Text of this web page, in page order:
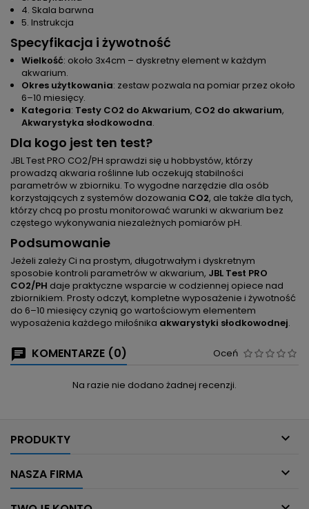
4. Skala barwna
5. Instrukcja
Specyfikacja i żywotność
Wielkość: około 3x4cm – dyskretny element w każdym
akwarium.
Okres użytkowania: zestaw pozwala na pomiar przez około
6–10 miesięcy.
Kategoria: Testy CO2 do Akwarium, CO2 do akwarium,
Akwarystyka słodkowodna.
Dla kogo jest ten test?
JBL Test PRO CO2/PH sprawdzi się u hobbystów, którzy
prowadzą akwaria roślinne lub oczekują stabilności
parametrów w zbiorniku. To wygodne narzędzie dla osób
korzystających z systemów dozowania CO2, ale także dla tych,
którzy chcą po prostu monitorować warunki w akwarium bez
częstego wykonywania niezależnych pomiarów pH.
Podsumowanie
Jeżeli zależy Ci na prostym, długotrwałym i dyskretnym
sposobie kontroli parametrów w akwarium, JBL Test PRO
CO2/PH daje praktyczne wsparcie w codziennej opiece nad
zbiornikiem. Prosty odczyt, kompletne wyposażenie i żywotność
do 6–10 miesięcy czynią go wartościowym elementem
wyposażenia każdego miłośnika akwarystyki słodkowodnej.
KOMENTARZE (0) Oceń
Na razie nie dodano żadnej recenzji.
PRODUKTY 
NASZA FIRMA 